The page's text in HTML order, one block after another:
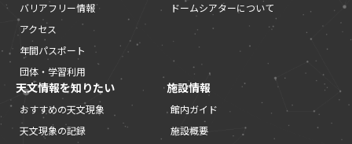
バリアフリー情報
アクセス
年間パスポート
団体・学習利用
ドームシアターについて
天文情報を知りたい
おすすめの天文現象
天文現象の記録
施設情報
館内ガイド
施設概要